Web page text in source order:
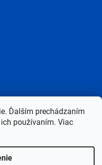
Ďalším prechádzaním
používaním. Viac